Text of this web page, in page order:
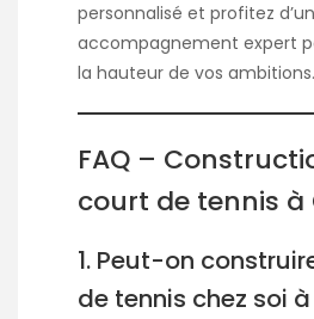
personnalisé et profitez d’un
accompagnement expert
la hauteur de vos ambitions.
FAQ –
court de tennis à
1. Peut-on
de tennis chez soi